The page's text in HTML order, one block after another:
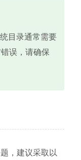
目录通常需要
误，请确保
，建议采取以